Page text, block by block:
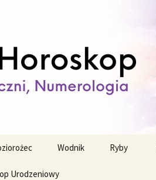
Wodnik Ryby
Urodzeniowy